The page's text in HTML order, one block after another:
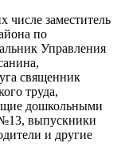
числе заместитель
по
Управления
священник
труда,
дошкольными
выпускники
и другие